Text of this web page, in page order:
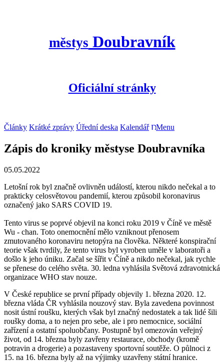
městys Doubravník
Oficiální stránky
Články Krátké zprávy Úřední deska Kalendář Menu
Zápis do kroniky městyse Doubravníka
05.05.2022
Letošní rok byl značně ovlivněn událostí, kterou nikdo nečekal a to
prakticky celosvětovou pandemií, kterou způsobil koronavirus
označený jako SARS COVID 19.
Tento virus se poprvé objevil na konci roku 2019 v Číně ve městě
Wu - chan. Toto onemocnění mělo vzniknout přenosem
zmutovaného koronaviru netopýra na člověka. Některé konspirační
teorie však tvrdily, že tento virus byl vyroben uměle v laboratoři a
došlo k jeho úniku. Začal se šířit v Číně a nikdo nečekal, jak rychle
se přenese do celého světa. 30. ledna vyhlásila Světová zdravotnická
organizace WHO stav nouze.
V České republice se první případy objevily 1. března 2020. 12.
března vláda ČR vyhlásila nouzový stav. Byla zavedena povinnost
nosit ústní roušku, kterých však byl značný nedostatek a tak lidé šili
roušky doma, a to nejen pro sebe, ale i pro nemocnice, sociální
zařízení a ostatní spoluobčany. Postupně byl omezován veřejný
život, od 14. března byly zavřeny restaurace, obchody (kromě
potravin a drogerie) a pozastaveny sportovní soutěže. O půlnoci z
15. na 16. března byly až na výjimky uzavřeny státní hranice.